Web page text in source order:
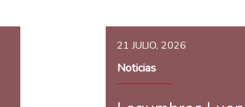
21 JULIO, 2026
Noticias